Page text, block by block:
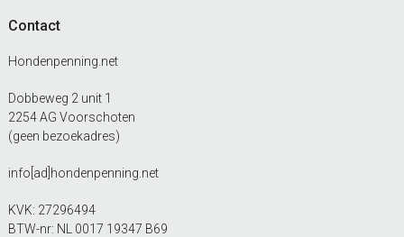
Contact
Hondenpenning.net
Dobbeweg 2 unit 1
2254 AG Voorschoten
(geen bezoekadres)
info[ad]hondenpenning.net
KVK: 27296494
BTW-nr: NL 0017 19347 B69